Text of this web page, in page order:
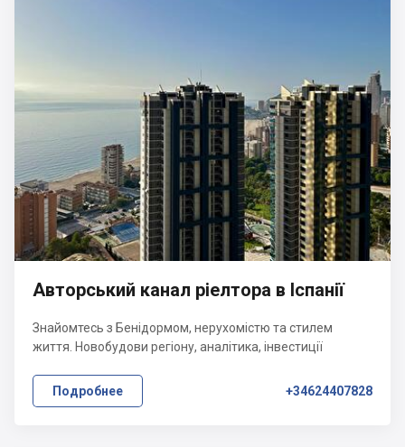
Авторський канал ріелтора в Іспанії
Знайомтесь з Бенідормом, нерухомістю та стилем
життя. Новобудови регіону, аналітика, інвестиції
Подробнее +34624407828